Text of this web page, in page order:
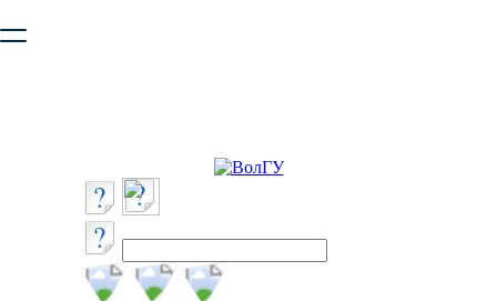
безопасную работу с сайтом. Пожалуйста